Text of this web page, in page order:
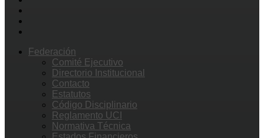
Federación
Comité Ejecutivo
Directorio Institucional
Contacto
Estatutos
Código Disciplinario
Reglamento UCI
Normativa Técnica